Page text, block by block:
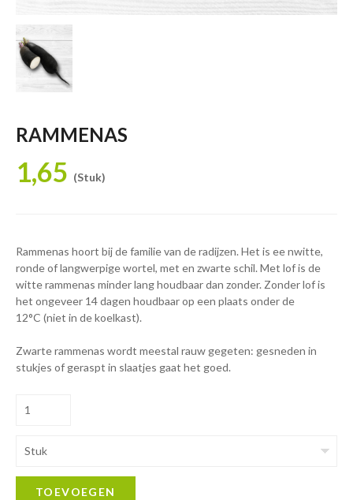
RAMMENAS
1,65 (Stuk)
Rammenas hoort bij de familie van de radijzen. Het is ee nwitte,
ronde of langwerpige wortel, met en zwarte schil. Met lof is de
witte rammenas minder lang houdbaar dan zonder. Zonder lof is
het ongeveer 14 dagen houdbaar op een plaats onder de
12°C (niet in de koelkast).
Zwarte rammenas wordt meestal rauw gegeten: gesneden in
stukjes of geraspt in slaatjes gaat het goed.
Stuk
TOEVOEGEN